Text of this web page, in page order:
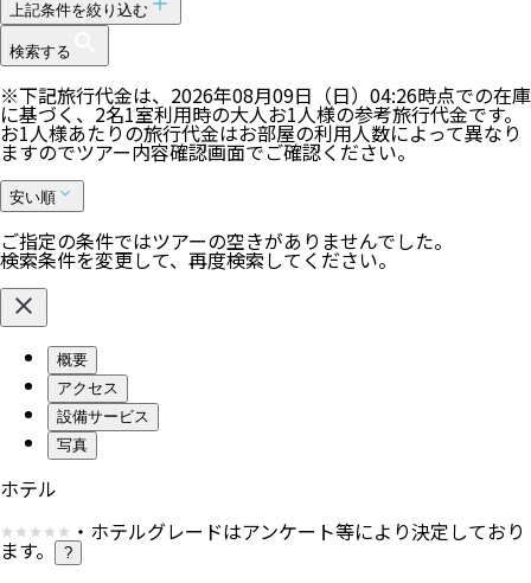
上記条件を絞り込む
検索する
※下記旅行代金は、 2026年08月09日（日）04:26時点での在庫
に基づく、2名1室利用時の大人お1人様の参考旅行代金です。
お1人様あたりの旅行代金はお部屋の利用人数によって異なり
ますのでツアー内容確認画面でご確認ください。
安い順
ご指定の条件ではツアーの空きがありませんでした。
検索条件を変更して、再度検索してください。
概要
アクセス
設備サービス
写真
ホテル
・ホテルグレードはアンケート等により決定しており
ます。 ?